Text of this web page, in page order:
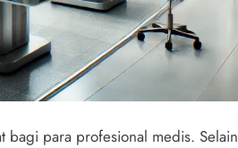
bagi para profesional medis. Selain